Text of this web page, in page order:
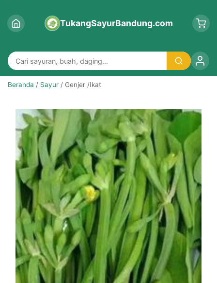
TukangSayurBandung.com
Beranda / Sayur / Genjer /Ikat